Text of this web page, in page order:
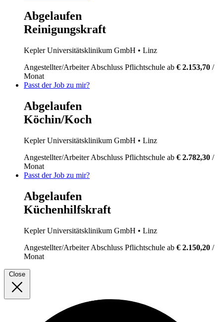
Abgelaufen
Reinigungskraft
Kepler Universitätsklinikum GmbH • Linz
Angestellter/ArbeiterAbschluss Pflichtschule ab € 2.153,70 /
Monat
Passt der Job zu mir?
Abgelaufen
Köchin/Koch
Kepler Universitätsklinikum GmbH • Linz
Angestellter/ArbeiterAbschluss Pflichtschule ab € 2.782,30 /
Monat
Passt der Job zu mir?
Abgelaufen
Küchenhilfskraft
Kepler Universitätsklinikum GmbH • Linz
Angestellter/ArbeiterAbschluss Pflichtschule ab € 2.150,20 /
Monat
Close